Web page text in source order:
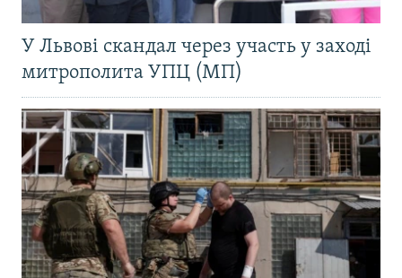
У Львові скандал через участь у заході
митрополита УПЦ (МП)